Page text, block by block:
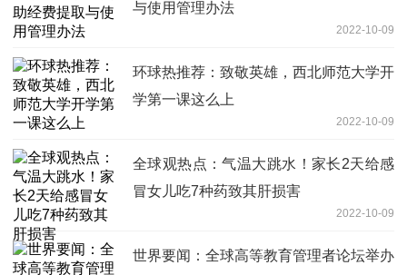
与使用管理办法
2022-10-09
环球热推荐：致敬英雄，西北师范大学开
学第一课这么上
2022-10-09
全球观热点：气温大跳水！家长2天给感
冒女儿吃7种药致其肝损害
2022-10-09
世界要闻：全球高等教育管理者论坛举办